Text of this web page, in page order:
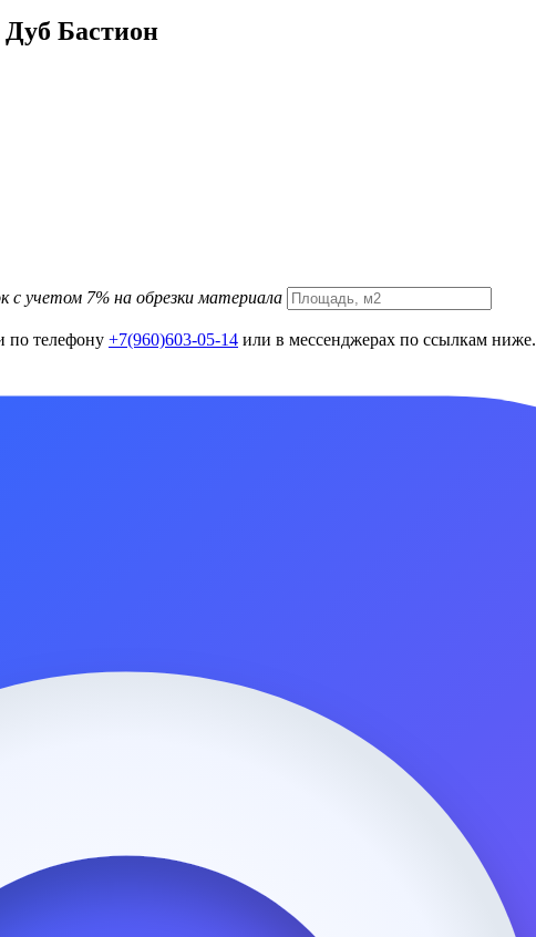
Бастион
с учетом 7% на обрезки материала
по телефону +7(960)603-05-14 или в мессенджерах по ссылкам ниже.